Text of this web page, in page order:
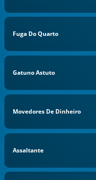
Fuga Do Quarto
Gatuno Astuto
Movedores De Dinheiro
Assaltante